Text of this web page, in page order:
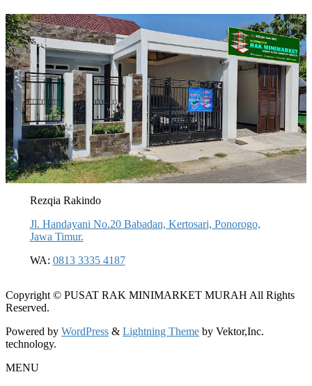
Rezqia Rakindo
Jl. Handayani No.20 Babadan, Kertosari, Ponorogo,
Jawa Timur.
WA: 0813 3335 4187
Copyright © PUSAT RAK MINIMARKET MURAH All Rights
Reserved.
Powered by WordPress & Lightning Theme by Vektor,Inc.
technology.
MENU